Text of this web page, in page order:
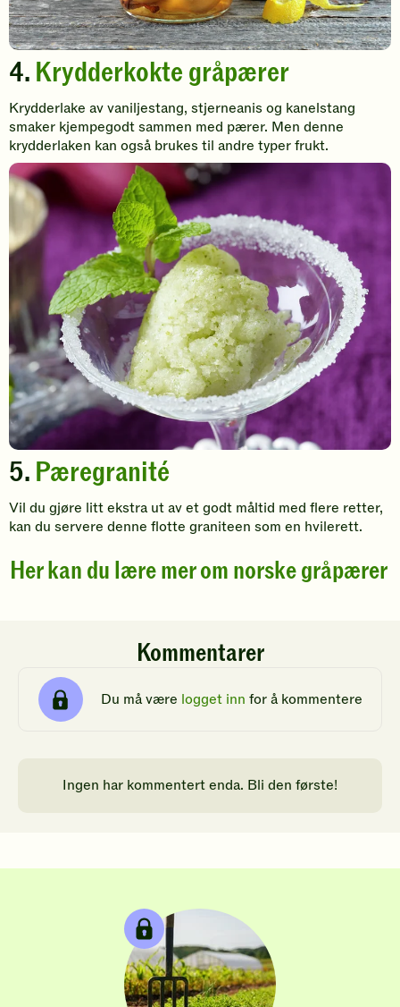
4.Krydderkokte gråpærer
Krydderlake av vaniljestang, stjerneanis og kanelstang
smaker kjempegodt sammen med pærer. Men denne
krydderlaken kan også brukes til andre typer frukt.
5.Pæregranité
Vil du gjøre litt ekstra ut av et godt måltid med flere retter,
kan du servere denne flotte graniteen som en hvilerett.
Her kan du lære mer om norske gråpærer
Kommentarer
Du må være logget inn for å kommentere
Ingen har kommentert enda. Bli den første!